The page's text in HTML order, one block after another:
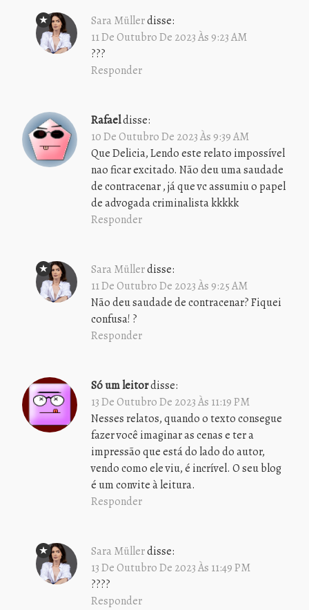
Sara Müllerdisse:
11 De Outubro De 2023 Às 9:23 AM
???
Responder
Rafaeldisse:
10 De Outubro De 2023 Às 9:39 AM
Que Delicia, Lendo este relato impossível
nao ficar excitado. Não deu uma saudade
de contracenar , já que vc assumiu o papel
de advogada criminalista kkkkk
Responder
Sara Müllerdisse:
11 De Outubro De 2023 Às 9:25 AM
Não deu saudade de contracenar? Fiquei
confusa! ?
Responder
Só um leitordisse:
13 De Outubro De 2023 Às 11:19 PM
Nesses relatos, quando o texto consegue
fazer você imaginar as cenas e ter a
impressão que está do lado do autor,
vendo como ele viu, é incrível. O seu blog
é um convite à leitura.
Responder
Sara Müllerdisse:
13 De Outubro De 2023 Às 11:49 PM
????
Responder